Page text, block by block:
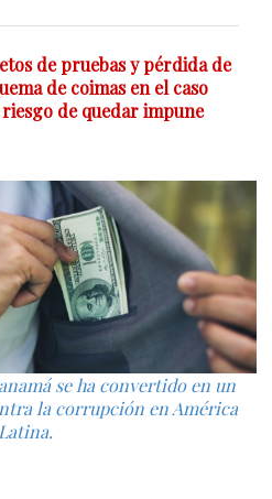
de pruebas y pérdida de
de coimas en el caso
de quedar impune
se ha convertido en un
la corrupción en América
Latina.